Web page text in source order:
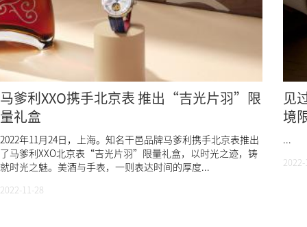
马爹利XXO携手北京表 推出“吉光片羽”限
量礼盒
2022年11月24日，上海。知名干邑品牌马爹利携手北京表推出
了马爹利XXO北京表“吉光片羽”限量礼盒，以时光之迹，铸
就时光之魅。美酒与手表，一则表达时间的厚度...
2022-11-28
见
境
...